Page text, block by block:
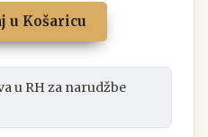
u Košaricu
u RH za narudžbe